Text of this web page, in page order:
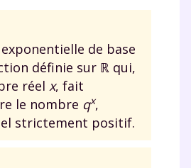
de base
définie sur ℝ qui,
réel x, fait
le nombre qx,
strictement positif.